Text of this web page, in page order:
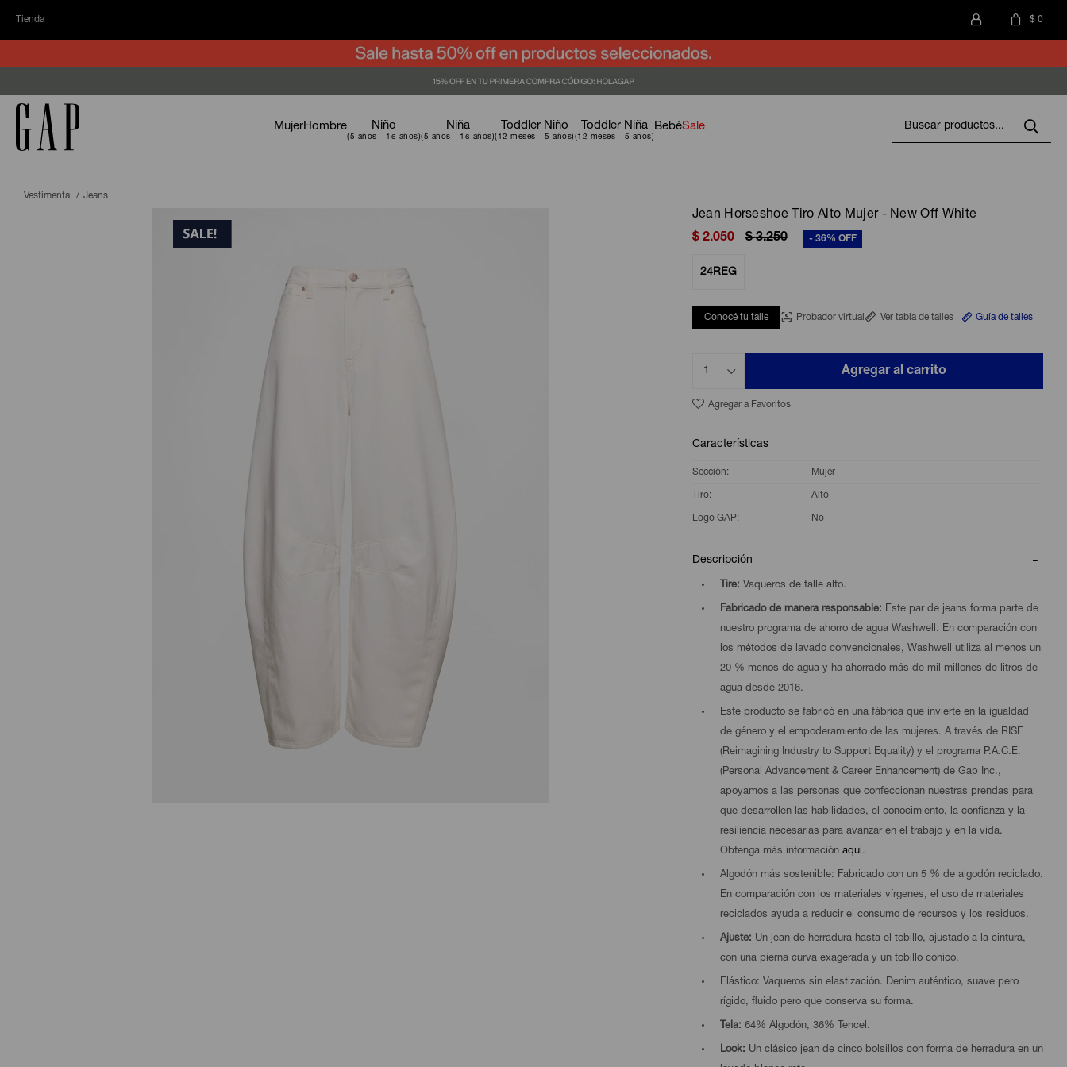
Tienda $ 0
MujerHombre Niño Niña Toddler Niño Toddler Niña BebéSale
Vestimenta Jeans
Jean Horseshoe Tiro Alto Mujer - New Off White
$ 2.050 $ 3.250 36
24REG
Conocé tu talle Probador virtual Ver tabla de talles Guía de talles
1 Agregar al carrito
Características
Sección Mujer
Tiro Alto
Logo GAP No
Descripción
Tire: Vaqueros de talle alto.
Fabricado de manera responsable: Este par de jeans forma parte de
nuestro programa de ahorro de agua Washwell. En comparación con
los métodos de lavado convencionales, Washwell utiliza al menos un
20 % menos de agua y ha ahorrado más de mil millones de litros de
agua desde 2016.
Este producto se fabricó en una fábrica que invierte en la igualdad
de género y el empoderamiento de las mujeres. A través de RISE
(Reimagining Industry to Support Equality) y el programa P.A.C.E.
(Personal Advancement & Career Enhancement) de Gap Inc.,
apoyamos a las personas que confeccionan nuestras prendas para
que desarrollen las habilidades, el conocimiento, la confianza y la
resiliencia necesarias para avanzar en el trabajo y en la vida.
Obtenga más información aquí.
Algodón más sostenible: Fabricado con un 5 % de algodón reciclado.
En comparación con los materiales vírgenes, el uso de materiales
reciclados ayuda a reducir el consumo de recursos y los residuos.
Ajuste: Un jean de herradura hasta el tobillo, ajustado a la cintura,
con una pierna curva exagerada y un tobillo cónico.
Elástico: Vaqueros sin elastización. Denim auténtico, suave pero
rígido, fluido pero que conserva su forma.
Tela: 64% Algodón, 36% Tencel.
Look: Un clásico jean de cinco bolsillos con forma de herradura en un